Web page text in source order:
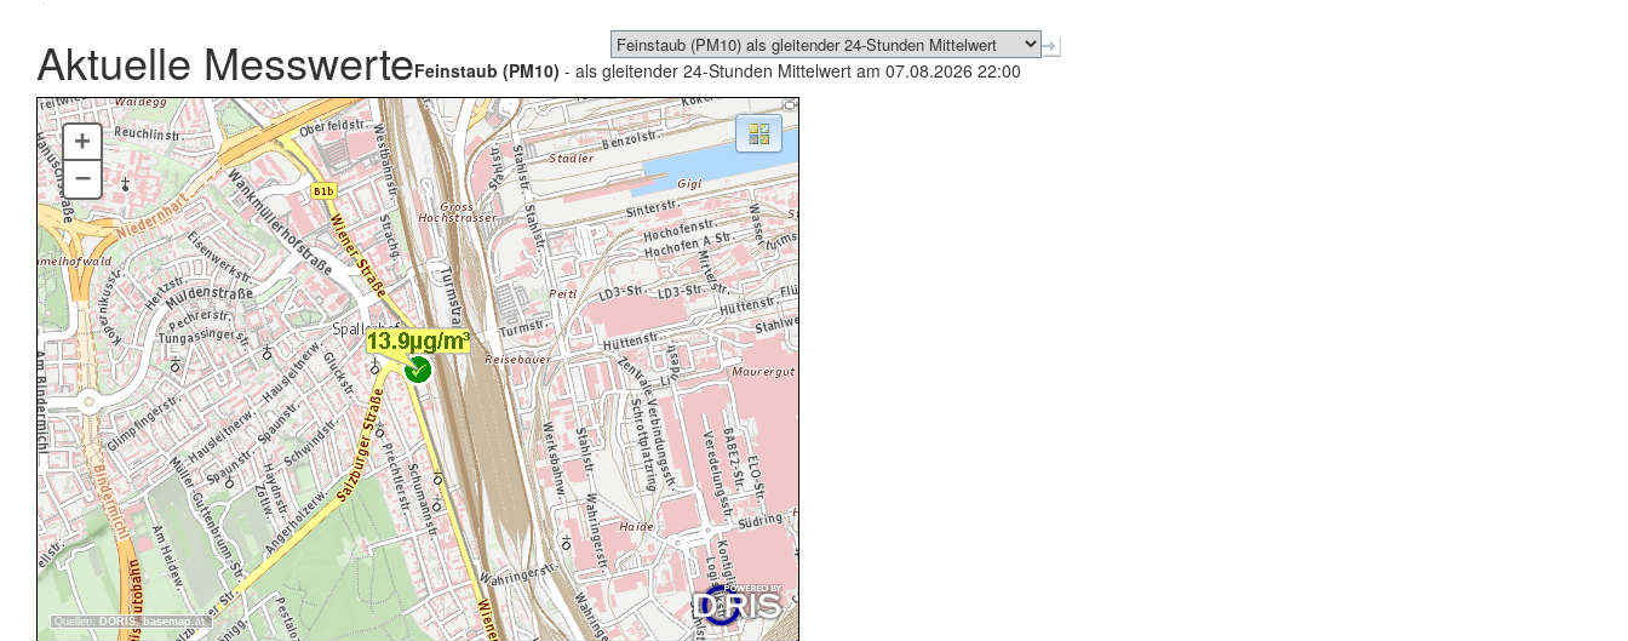
Aktuelle MesswerteFeinstaub (PM10) - als gleitender 24-Stunden Mittelwert am 07.08.2026 22:00
Quellen: DORIS, basemap.at
+
–